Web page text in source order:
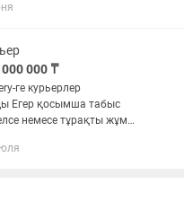
а решения нет? Я
000 ₸
ге курьерлер
немесе тұрақты жұмыс
көлік